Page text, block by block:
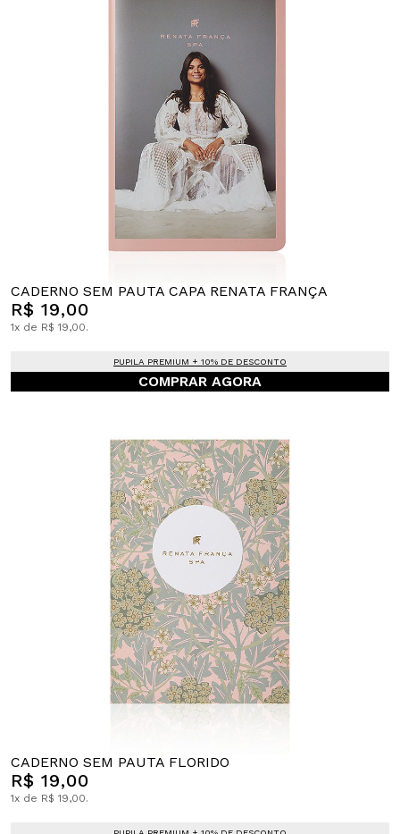
CADERNO SEM PAUTA CAPA RENATA FRANÇA
R$ 19,00
1x de R$ 19,00.
PUPILA PREMIUM + 10% DE DESCONTO
COMPRAR AGORA
CADERNO SEM PAUTA FLORIDO
R$ 19,00
1x de R$ 19,00.